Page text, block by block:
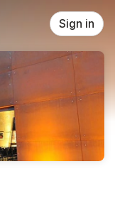
Sign in